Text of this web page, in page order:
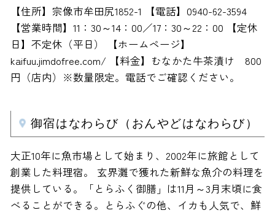
【住所】宗像市牟田尻1852-1 【電話】0940-62-3594
【営業時間】11：30～14：00／17：30～22：00 【定休
日】不定休（平日） 【ホームページ】
kaifuu.jimdofree.com/ 【料金】むなかた牛茶漬け 800
円（店内）※数量限定。電話でご確認ください。
御宿はなわらび（おんやどはなわらび）
大正10年に魚市場として始まり、2002年に旅館として
創業した料理宿。 玄界灘で獲れた新鮮な魚介の料理を
提供している。「とらふく御膳」は11月～3月末頃に食
べることができる。とらふぐの他、イカも人気で、鮮